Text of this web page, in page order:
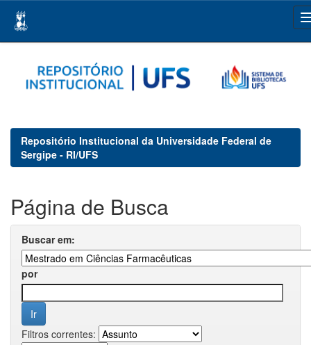
navigation
Repositório Institucional da Universidade Federal de
Sergipe - RI/UFS
Página de Busca
Buscar em:
por
Filtros correntes: